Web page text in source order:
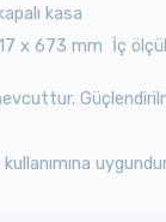
kasa
x 673 mm İç